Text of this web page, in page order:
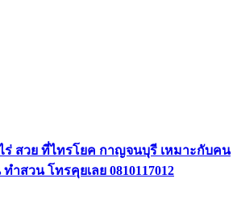
ร่ สวย ที่ไทรโยค กาญจนบุรี เหมาะกับคน
สวน โทรคุยเลย 0810117012